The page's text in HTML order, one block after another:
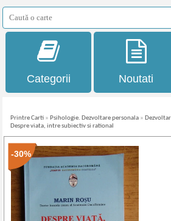
Categorii Noutati
Printre Carti » Psihologie. Dezvoltare personala »
Despre viata, intre subiectiv si rational
-30%